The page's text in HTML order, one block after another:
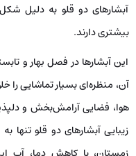
آبشارهای دو قلو به دلیل
بیشتری دارند.
این آبشارها در فصل بهار و
آن، منظره‌ای بسیار تماشایی
هوا، فضایی آرامش‌بخش و دلپذیر
زیبایی آبشارهای دو قلو